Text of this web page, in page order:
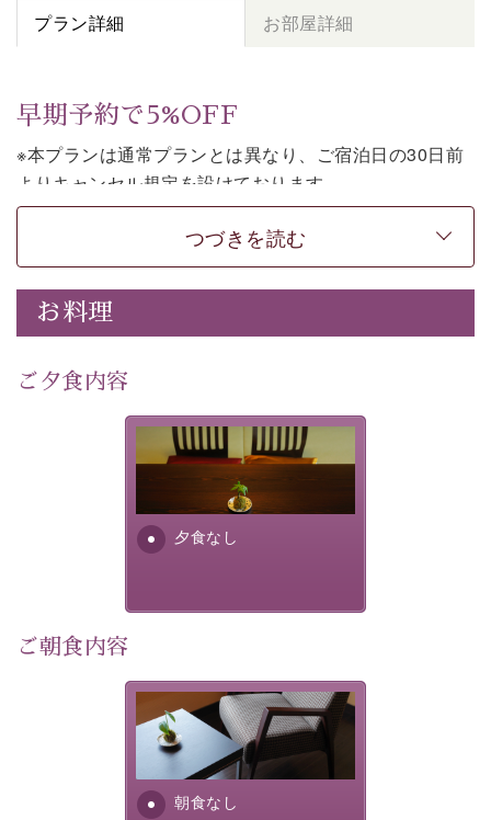
プラン詳細 お部屋詳細
早期予約で5%OFF
※本プランは通常プランとは異なり、ご宿泊日の30日前
よりキャンセル規定を設けております。
※本プランは素泊まりのプランです。2食付きでご利用ご
【公式限定価格】早割プラン（30日前
まで）」をご利用ください。
上諏訪温泉しんゆでは、30日前までのご予約で、5%割
意しております。
諏訪湖の穏やかな景色、心身を解きほぐす温泉、そして
温かいおもてなし。ご滞在を楽しみに待つ日々が旅をよ
り特別なものにしてくれます。
早めのご予約で、お得に癒しのひとときをお過ごしくだ
個室料亭、貸切風呂のご利用が可能な上、 安心安全にご
滞在いただけるよう
徹底した衛生管理を行っております。
-------------------------------------------------
・宿泊料金5%OFF
つづきを読む
お料理
ご夕食内容
夕食なし
夕食なしご夕食を追加される
場合は、二食付きのプランを
お選びくださいませ。
ご朝食内容
朝食なし
朝食なし。ご朝食を付ける場
合は朝食付きのプランをお選
びくださいませ。